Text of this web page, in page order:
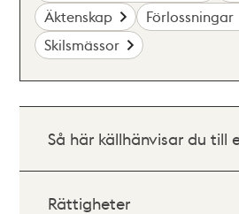
Äktenskap
Förlossningar
Skilsmässor
Så här källhänvisar du till
Rättigheter